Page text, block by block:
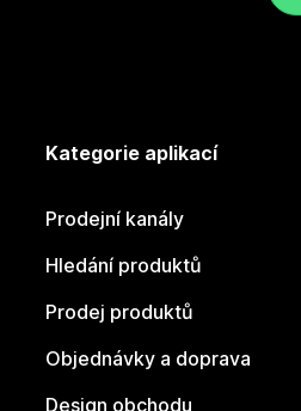
Kategorie aplikací
Prodejní kanály
Hledání produktů
Prodej produktů
Objednávky a doprava
Design obchodu